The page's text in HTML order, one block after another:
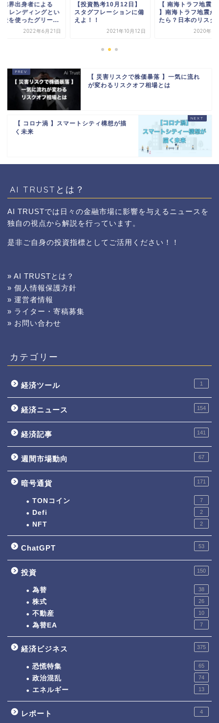
業界出身者による
レンディングとい
段を使ったグリー...
2022年6月21日
【投資熟考10月12日】
スタグフレーションに備
えよ！！
2021年10月12日
【 南海トラフ地震
】南海トラフ地震が
たら？日本のリスク
2020年5
【 災害リスクで株価暴落 】一気に流れ
が変わるリスクオフ相場とは
【 コロナ渦 】スマートシティ構想が描
く未来
AI TRUSTとは？
AI TRUSTでは日々の金融市場に影響を与えるニュースを
独自の視点から解説を行っています。
是非ご自身の投資指標としてご活用ください！！
» AI TRUSTとは？
» 個人情報保護方針
» 運営者情報
» ライター・寄稿募集
» お問い合わせ
カテゴリー
経済ツール 1
経済ニュース 154
経済記事 141
週間市場動向 67
暗号通貨 171
TONコイン 7
Defi 2
NFT 2
ChatGPT 53
投資 150
為替 38
株式 26
不動産 10
為替EA 7
経済ビジネス 375
恐慌特集 65
政治混乱 74
エネルギー 13
レポート 4